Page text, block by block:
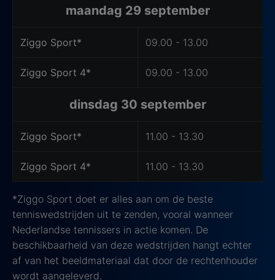
maandag 29 september
Ziggo Sport* 09.00 - 13.00
Ziggo Sport 4* 09.00 - 13.00
dinsdag 30 september
Ziggo Sport* 11.00 - 13.30
Ziggo Sport 4* 11.00 - 13.30
*Ziggo Sport doet er alles aan om de beste
tenniswedstrijden uit te zenden, vooral wanneer
Nederlandse tennissers in actie komen. De
beschikbaarheid van deze wedstrijden hangt echter
af van het beeldmateriaal dat door de rechtenhouder
wordt aangeleverd.